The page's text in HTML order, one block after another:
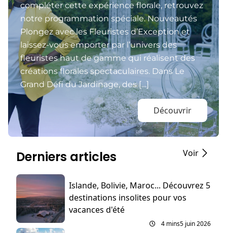
compléter cette expérience florale, retrouvez
notre programmation spéciale. Nouveautés
Plongez avec les Fleuristes d’Exception et
laissez-vous emporter par l’univers des
fleuristes haut de gamme qui réalisent des
créations florales spectaculaires. Dans Le
Grand Défi du Jardinage, des […]
Découvrir
Derniers articles Voir
Islande, Bolivie, Maroc... Découvrez 5
destinations insolites pour vos
vacances d'été
4 mins5 juin 2026